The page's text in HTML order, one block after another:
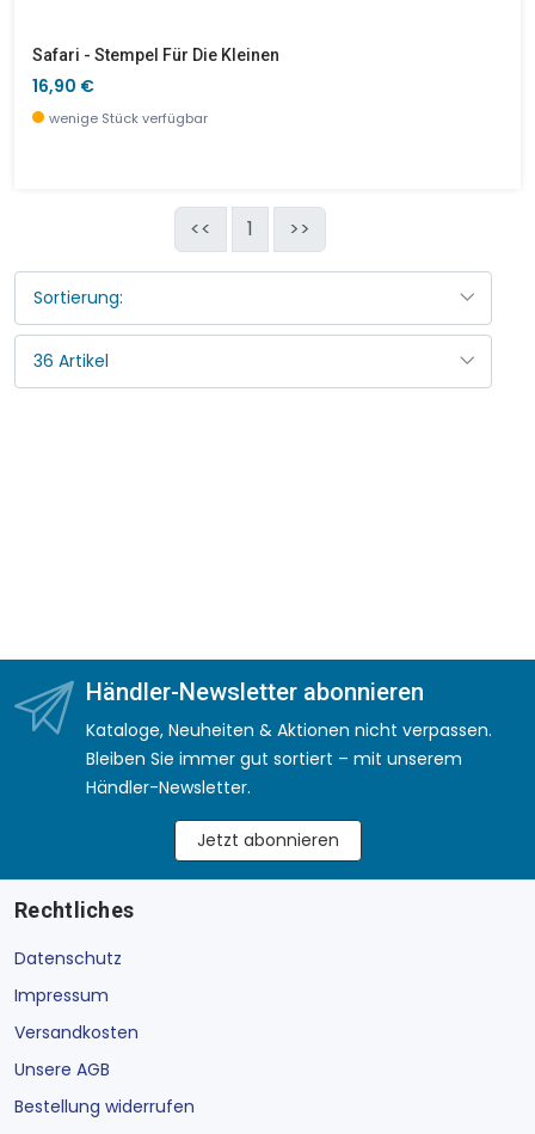
Safari - Stempel Für Die Kleinen
16,90 €
wenige Stück verfügbar
<< 1 >>
Händler-Newsletter abonnieren
Kataloge, Neuheiten & Aktionen nicht verpassen.
Bleiben Sie immer gut sortiert – mit unserem
Händler-Newsletter.
Jetzt abonnieren
Rechtliches
Datenschutz
Impressum
Versandkosten
Unsere AGB
Bestellung widerrufen